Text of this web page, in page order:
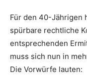
Für den 40-Jährigen
spürbare rechtliche
entsprechenden
muss sich nun in
Die Vorwürfe lauten: